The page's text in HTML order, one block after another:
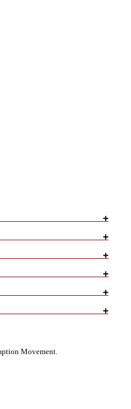
Movement.